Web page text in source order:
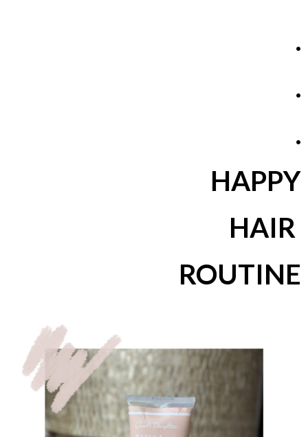
.
.
.
HAPPY
HAIR
ROUTINE